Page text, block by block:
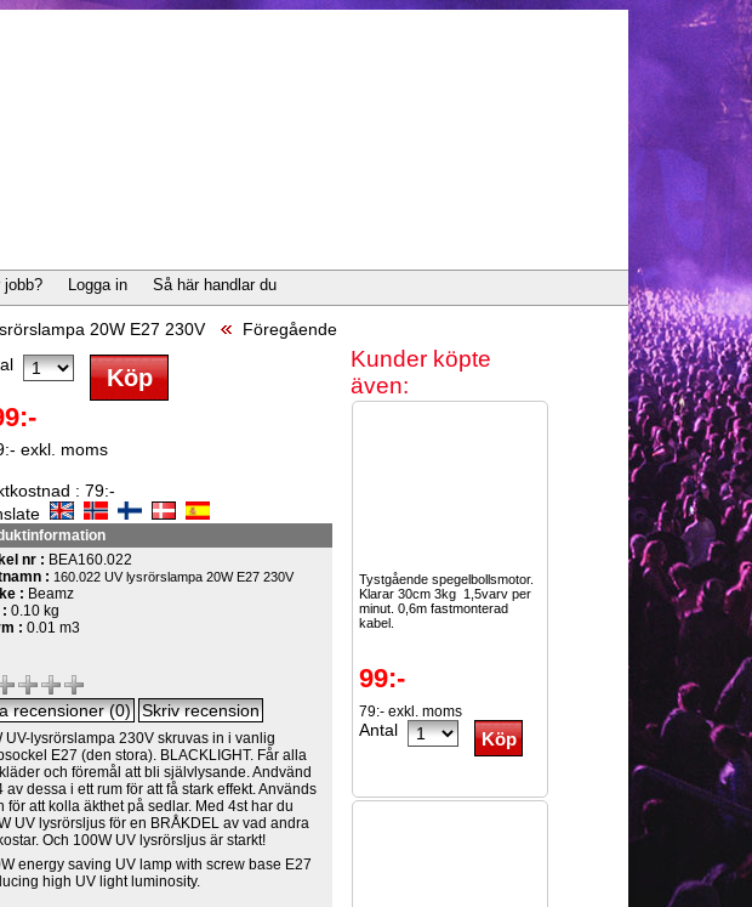
jobb? Logga in Så här handlar du
20W E27 230V Föregående
exkl. moms
: 79:-
nr : BEA160.022
:160.022 UV lysrörslampa 20W E27 230V
: Beamz
:0.10 kg
:0.01 m3
UV-lysrörslampa 230V skruvas in i vanlig
E27 (den stora). BLACKLIGHT. Får alla
och föremål att bli självlysande. Andvänd
av dessa i ett rum för att få stark effekt. Används
för att kolla äkthet på sedlar. Med 4st har du
UV lysrörsljus för en BRÅKDEL av vad andra
Och 100W UV lysrörsljus är starkt!
energy saving UV lamp with screw base E27
high UV light luminosity.
Kunder köpte
även:
Tystgående spegelbollsmotor.
Klarar 30cm 3kg 1,5varv per
minut. 0,6m fastmonterad
kabel.
99:-
79:- exkl. moms
Antal